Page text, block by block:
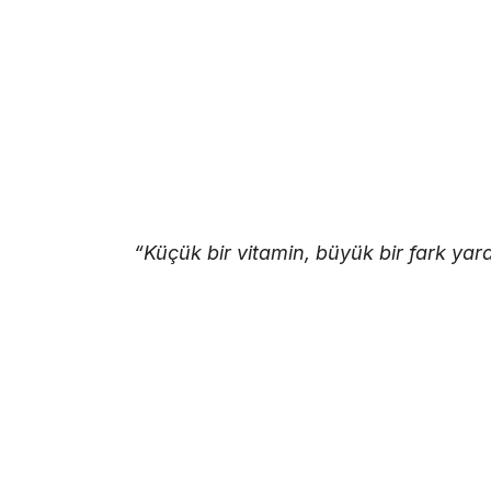
“Küçük bir vitamin, büyük bir fark